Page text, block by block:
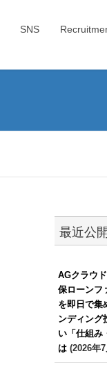
SNS
最近公
AGクラウ
保ローンフ
を即日で集
ンディング
い「仕組み
は(2026年7